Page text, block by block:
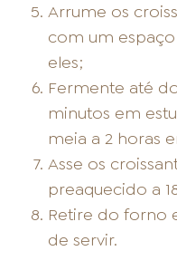
Arrume os
com um
eles;
Fermente até
minutos em
meia a 2 horas
Asse os
preaquecido a
Retire do forno
de servir.